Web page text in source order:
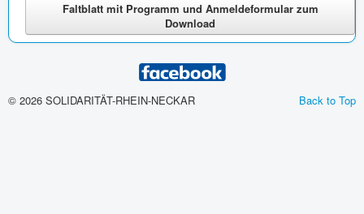
Faltblatt mit Programm und Anmeldeformular zum
Download
Back to Top
© 2026 SOLIDARITÄT-RHEIN-NECKAR